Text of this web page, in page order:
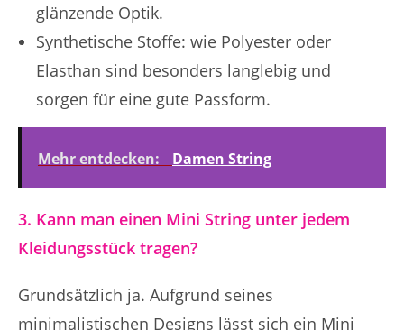
glänzende Optik.
Synthetische Stoffe: wie Polyester oder
Elasthan sind besonders langlebig und
sorgen für eine gute Passform.
Mehr entdecken: Damen String
3. Kann man einen Mini String unter jedem
Kleidungsstück tragen?
Grundsätzlich ja. Aufgrund seines
minimalistischen Designs lässt sich ein Mini